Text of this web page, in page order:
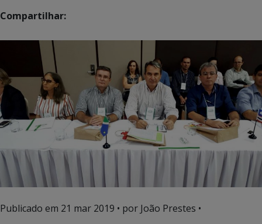
Compartilhar:
Publicado em 21 mar 2019 • por João Prestes •